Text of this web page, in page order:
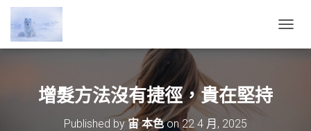
O
增髮方法沒有捷徑，貴在堅持
Published by宙 本色on22 4 月, 2025